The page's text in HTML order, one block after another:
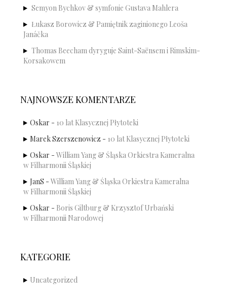
Semyon Bychkov & symfonie Gustava Mahlera
Łukasz Borowicz & Pamiętnik zaginionego Leoša
Janáčka
Thomas Beecham dyryguje Saint-Saënsem i Rimskim-
Korsakowem
NAJNOWSZE KOMENTARZE
Oskar - 10 lat Klasycznej Płytoteki
Marek Szerszenowicz - 10 lat Klasycznej Płytoteki
Oskar - William Yang & Śląska Orkiestra Kameralna
w Filharmonii Śląskiej
JanS - William Yang & Śląska Orkiestra Kameralna
w Filharmonii Śląskiej
Oskar - Boris Giltburg & Krzysztof Urbański
w Filharmonii Narodowej
KATEGORIE
Uncategorized